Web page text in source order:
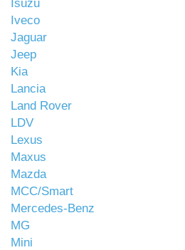
Isuzu
Iveco
Jaguar
Jeep
Kia
Lancia
Land Rover
LDV
Lexus
Maxus
Mazda
MCC/Smart
Mercedes-Benz
MG
Mini